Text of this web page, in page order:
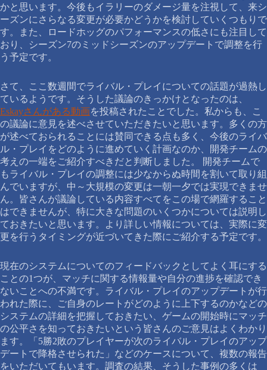
かと思います。今後もイラリーのダメージ量を注視して、来シ
ーズンにさらなる変更が必要かどうかを検討していくつもりで
す。また、ロードホッグのパフォーマンスの低さにも注目して
おり、シーズン7のミッドシーズンのアップデートで調整を行
う予定です。
さて、ここ数週間でライバル・プレイについての話題が過熱し
ているようです。そうした議論のきっかけとなったのは、
Eskayさんがある動画を投稿されたことでした。私からも、こ
の議論に意見を述べさせていただきたいと思います。多くの方
が述べておられることには賛同できる点も多く、今後のライバ
ル・プレイをどのように進めていく計画なのか、開発チームの
考えの一端をご紹介すべきだと判断しました。 開発チームで
もライバル・プレイの調整には少なからぬ時間を割いて取り組
んでいますが、中～大規模の変更は一朝一夕では実現できませ
ん。皆さんが議論している内容すべてをこの場で網羅すること
はできませんが、特に大きな問題のいくつかについては説明し
ておきたいと思います。より詳しい情報については、実際に変
更を行うタイミングが近づいてきた際にご紹介する予定です。
現在のシステムについてのフィードバックとしてよく耳にする
ことの1つが、マッチに関する情報量や自分の進捗を確認でき
ないことへの不満です。ライバル・プレイのアップデートが行
われた際に、ご自身のレートがどのように上下するのかなどの
システムの詳細を把握しておきたい、ゲームの開始時にマッチ
の公平さを知っておきたいという皆さんのご意見はよくわかり
ます。「5勝2敗のプレイヤーが次のライバル・プレイのアップ
デートで降格させられた」などのケースについて、複数の報告
をいただいてもいます。調査の結果、そうした事例の多くは